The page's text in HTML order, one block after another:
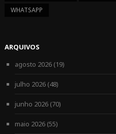
WHATSAPP
ARQUIVOS
agosto 2026(19)
julho 2026(48)
junho 2026(70)
maio 2026(55)